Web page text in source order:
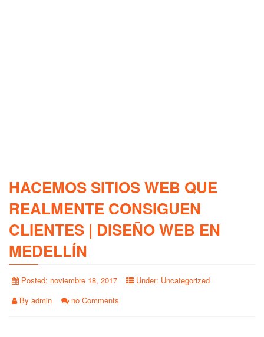
HACEMOS SITIOS WEB QUE
REALMENTE CONSIGUEN
CLIENTES | DISEÑO WEB EN
MEDELLÍN
Posted: noviembre 18, 2017 Under: Uncategorized
By admin no Comments